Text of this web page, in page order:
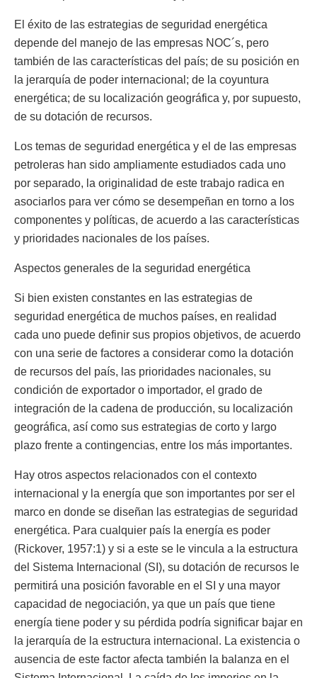
El éxito de las estrategias de seguridad energética
depende del manejo de las empresas NOC´s, pero
también de las características del país; de su posición en
la jerarquía de poder internacional; de la coyuntura
energética; de su localización geográfica y, por supuesto,
de su dotación de recursos.
Los temas de seguridad energética y el de las empresas
petroleras han sido ampliamente estudiados cada uno
por separado, la originalidad de este trabajo radica en
asociarlos para ver cómo se desempeñan en torno a los
componentes y políticas, de acuerdo a las características
y prioridades nacionales de los países.
Aspectos generales de la seguridad energética
Si bien existen constantes en las estrategias de
seguridad energética de muchos países, en realidad
cada uno puede definir sus propios objetivos, de acuerdo
con una serie de factores a considerar como la dotación
de recursos del país, las prioridades nacionales, su
condición de exportador o importador, el grado de
integración de la cadena de producción, su localización
geográfica, así como sus estrategias de corto y largo
plazo frente a contingencias, entre los más importantes.
Hay otros aspectos relacionados con el contexto
internacional y la energía que son importantes por ser el
marco en donde se diseñan las estrategias de seguridad
energética. Para cualquier país la energía es poder
(Rickover, 1957:1) y si a este se le vincula a la estructura
del Sistema Internacional (SI), su dotación de recursos le
permitirá una posición favorable en el SI y una mayor
capacidad de negociación, ya que un país que tiene
energía tiene poder y su pérdida podría significar bajar en
la jerarquía de la estructura internacional. La existencia o
ausencia de este factor afecta también la balanza en el